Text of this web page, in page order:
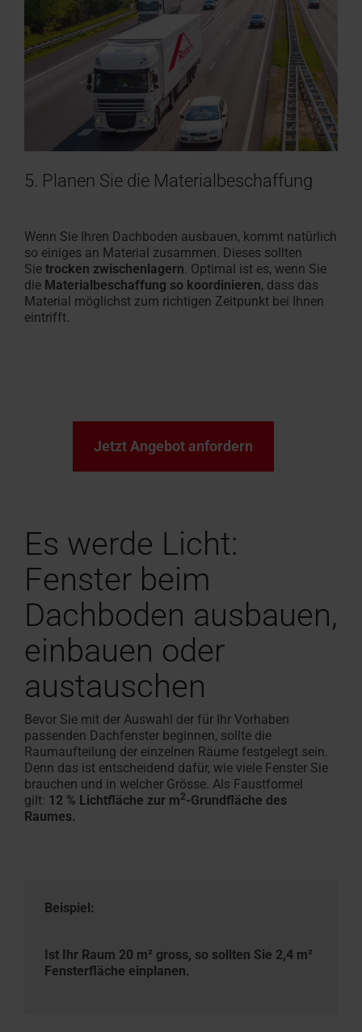
5. Planen Sie die Materialbeschaffung
Wenn Sie Ihren Dachboden ausbauen, kommt natürlich
so einiges an Material zusammen. Dieses sollten
Sie trocken zwischenlagern. Optimal ist es, wenn Sie
die Materialbeschaffung so koordinieren, dass das
Material möglichst zum richtigen Zeitpunkt bei Ihnen
eintrifft.
Jetzt Angebot anfordern
Es werde Licht:
Fenster beim
Dachboden ausbauen,
einbauen oder
austauschen
Bevor Sie mit der Auswahl der für Ihr Vorhaben
passenden Dachfenster beginnen, sollte die
Raumaufteilung der einzelnen Räume festgelegt sein.
Denn das ist entscheidend dafür, wie viele Fenster Sie
brauchen und in welcher Grösse. Als Faustformel
gilt: 12 % Lichtfläche zur m2-Grundfläche des
Raumes.
Beispiel:
Ist Ihr Raum 20 m² gross, so sollten Sie 2,4 m²
Fensterfläche einplanen.